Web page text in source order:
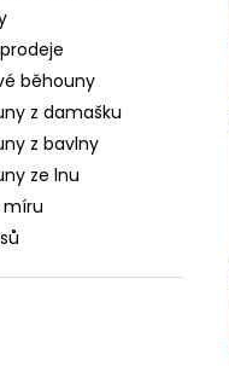
běhouny
z damašku
z bavlny
ze lnu
míru